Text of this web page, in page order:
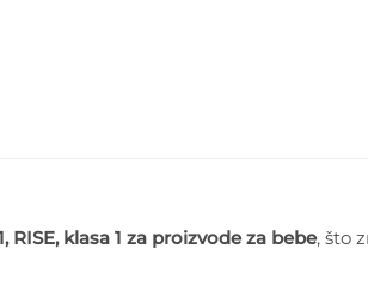
RISE, klasa 1 za proizvode za bebe, što